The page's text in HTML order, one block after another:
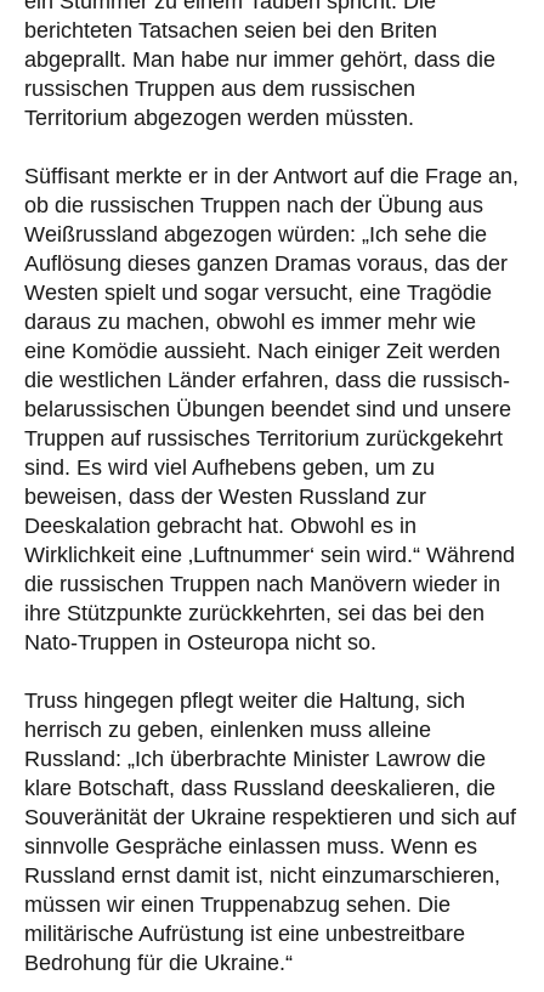
berichteten Tatsachen seien bei den Briten
abgeprallt. Man habe nur immer gehört, dass die
russischen Truppen aus dem russischen
Territorium abgezogen werden müssten.
Süffisant merkte er in der Antwort auf die Frage an,
ob die russischen Truppen nach der Übung aus
Weißrussland abgezogen würden: „Ich sehe die
Auflösung dieses ganzen Dramas voraus, das der
Westen spielt und sogar versucht, eine Tragödie
daraus zu machen, obwohl es immer mehr wie
eine Komödie aussieht. Nach einiger Zeit werden
die westlichen Länder erfahren, dass die russisch-
belarussischen Übungen beendet sind und unsere
Truppen auf russisches Territorium zurückgekehrt
sind. Es wird viel Aufhebens geben, um zu
beweisen, dass der Westen Russland zur
Deeskalation gebracht hat. Obwohl es in
Wirklichkeit eine ‚Luftnummer‘ sein wird.“ Während
die russischen Truppen nach Manövern wieder in
ihre Stützpunkte zurückkehrten, sei das bei den
Nato-Truppen in Osteuropa nicht so.
Truss hingegen pflegt weiter die Haltung, sich
herrisch zu geben, einlenken muss alleine
Russland: „Ich überbrachte Minister Lawrow die
klare Botschaft, dass Russland deeskalieren, die
Souveränität der Ukraine respektieren und sich auf
sinnvolle Gespräche einlassen muss. Wenn es
Russland ernst damit ist, nicht einzumarschieren,
müssen wir einen Truppenabzug sehen. Die
militärische Aufrüstung ist eine unbestreitbare
Bedrohung für die Ukraine.“